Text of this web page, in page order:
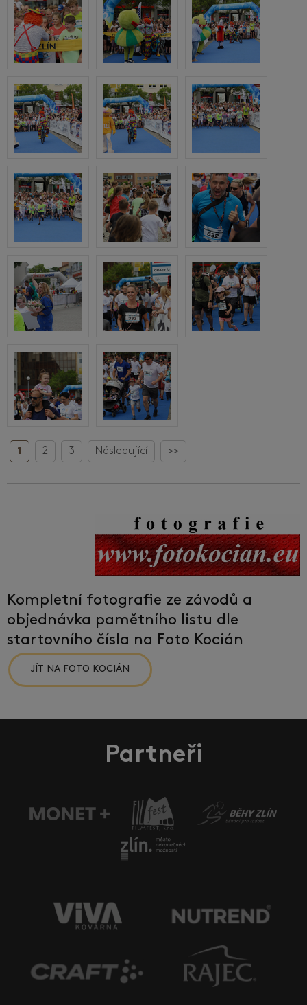
1 2 3 Následující >>
Kompletní fotografie ze závodů a
objednávka pamětního listu dle
startovního čísla na Foto Kocián
JÍT NA FOTO KOCIÁN
Partneři